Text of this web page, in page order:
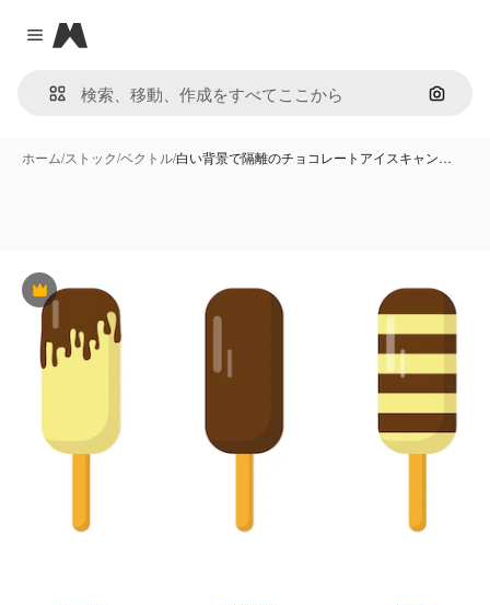
Close menu
Magnific
画像で
ホーム/ストック/ベクトル/白い背景で隔離のチョコレートアイスキャン…
Premium